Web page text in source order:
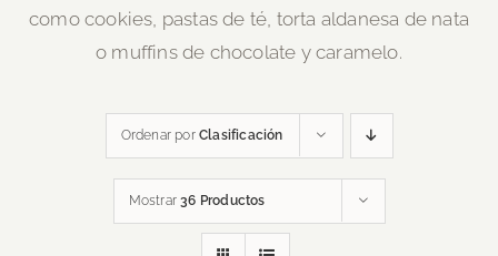
como cookies, pastas de té, torta aldanesa de nata
o muffins de chocolate y caramelo.
Ordenar por Clasificación
Mostrar36 Productos